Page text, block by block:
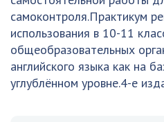
самоконтроля.Практикум
использования в 10-11
общеобразовательных
английского языка как на
углублённом уровне.4-е